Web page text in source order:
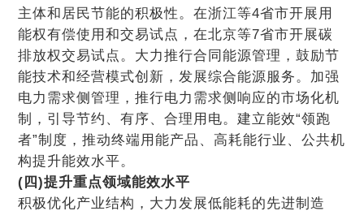
主体和居民节能的积极性。在浙江等4省市开展用
能权有偿使用和交易试点，在北京等7省市开展碳
排放权交易试点。大力推行合同能源管理，鼓励节
能技术和经营模式创新，发展综合能源服务。加强
电力需求侧管理，推行电力需求侧响应的市场化机
制，引导节约、有序、合理用电。建立能效“领跑
者”制度，推动终端用能产品、高耗能行业、公共机
构提升能效水平。
(四)提升重点领域能效水平
积极优化产业结构，大力发展低能耗的先进制造